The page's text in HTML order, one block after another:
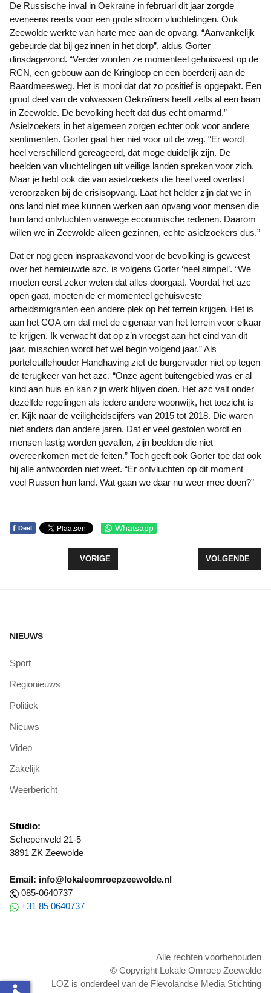
De Russische inval in Oekraïne in februari dit jaar zorgde
eveneens reeds voor een grote stroom vluchtelingen. Ook
Zeewolde werkte van harte mee aan de opvang. “Aanvankelijk
gebeurde dat bij gezinnen in het dorp”, aldus Gorter
dinsdagavond. “Verder worden ze momenteel gehuisvest op de
RCN, een gebouw aan de Kringloop en een boerderij aan de
Baardmeesweg. Het is mooi dat dat zo positief is opgepakt. Een
groot deel van de volwassen Oekraïners heeft zelfs al een baan
in Zeewolde. De bevolking heeft dat dus echt omarmd.”
Asielzoekers in het algemeen zorgen echter ook voor andere
sentimenten. Gorter gaat hier niet voor uit de weg. “Er wordt
heel verschillend gereageerd, dat moge duidelijk zijn. De
beelden van vluchtelingen uit veilige landen spreken voor zich.
Maar je hebt ook die van asielzoekers die heel veel overlast
veroorzaken bij de crisisopvang. Laat het helder zijn dat we in
ons land niet mee kunnen werken aan opvang voor mensen die
hun land ontvluchten vanwege economische redenen. Daarom
willen we in Zeewolde alleen gezinnen, echte asielzoekers dus.”
Dat er nog geen inspraakavond voor de bevolking is geweest
over het hernieuwde azc, is volgens Gorter ‘heel simpel’. “We
moeten eerst zeker weten dat alles doorgaat. Voordat het azc
open gaat, moeten de er momenteel gehuisveste
arbeidsmigranten een andere plek op het terrein krijgen. Het is
aan het COA om dat met de eigenaar van het terrein voor elkaar
te krijgen. Ik verwacht dat op z’n vroegst aan het eind van dit
jaar, misschien wordt het wel begin volgend jaar.” Als
portefeuillehouder Handhaving ziet de burgervader niet op tegen
de terugkeer van het azc. “Onze agent buitengebied was er al
kind aan huis en kan zijn werk blijven doen. Het azc valt onder
dezelfde regelingen als iedere andere woonwijk, het toezicht is
er. Kijk naar de veiligheidscijfers van 2015 tot 2018. Die waren
niet anders dan andere jaren. Dat er veel gestolen wordt en
mensen lastig worden gevallen, zijn beelden die niet
overeenkomen met de feiten.” Toch geeft ook Gorter toe dat ook
hij alle antwoorden niet weet. “Er ontvluchten op dit moment
veel Russen hun land. Wat gaan we daar nu weer mee doen?”
f Deel Whatsapp
VORIG ARTIKEL: POLITIE HOORT TWIJFELS
VORIGE VOLGENDE
VOLGENDE
NIEUWS
Sport
Regionieuws
Politiek
Nieuws
Video
Zakelijk
Weerbericht
Studio:
Schepenveld 21-5
3891 ZK Zeewolde
Email: info@lokaleomroepzeewolde.nl
085-0640737
+31 85 0640737
Alle rechten voorbehouden
© Copyright Lokale Omroep Zeewolde
LOZ is onderdeel van de Flevolandse Media Stichting